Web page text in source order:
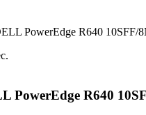
PowerEdge R640 10SFF/
PowerEdge R640